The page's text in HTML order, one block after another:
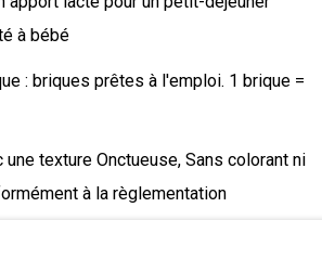
à bébé
: briques prêtes à l'emploi. 1 brique =
texture Onctueuse, Sans colorant ni
à la règlementation